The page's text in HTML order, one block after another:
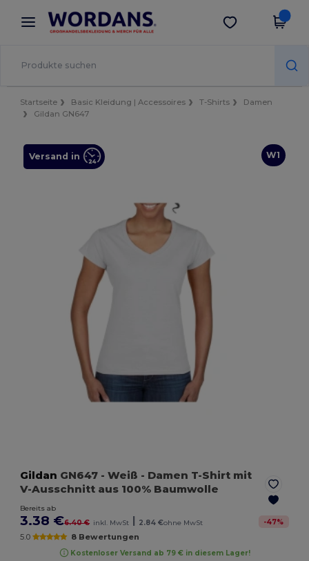
× Wordans App
Bessere Preise in der App!
App holen
Startseite Basic Kleidung | Accessoires T-Shirts
Damen
Gildan GN647
W1
Versand in
Gildan GN647 - Weiß - Damen T-Shirt mit
V-Ausschnitt aus 100% Baumwolle
Bereits ab
3.38 €6.40 € inkl. MwSt | 2.84 €ohne MwSt -47%
5.0 8 Bewertungen
Kostenloser Versand ab 79 € in diesem Lager!